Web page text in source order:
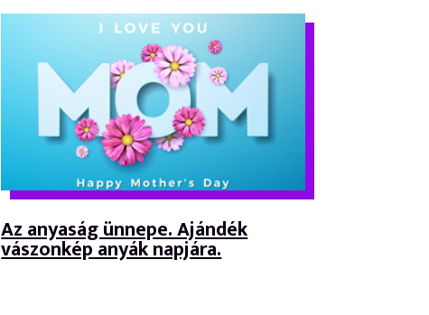
Az anyaság ünnepe. Ajándék
vászonkép anyák napjára.